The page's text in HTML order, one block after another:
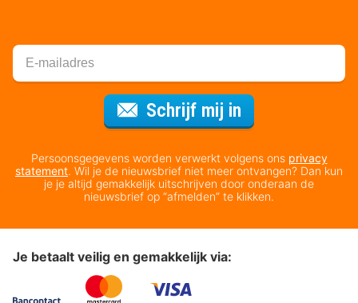
Schrijf mij in
Persoonsgegevens worden verwerkt volgens ons privacy
statement. Wil je de nieuwsbrief niet meer ontvangen? Dan kun
je je altijd gemakkelijk uitschrijven door onderaan de
nieuwsbrief op “afmelden” te klikken.
Je betaalt veilig en gemakkelijk via: